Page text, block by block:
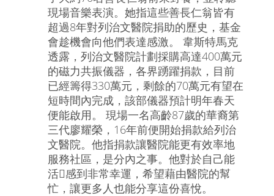
現場音樂表演。她指這些善長仁翁皆有
超過8年對列治文醫院捐助的歷史，基金
會趁機會向他們表達感激。 韋斯特馬克
透露，列治文醫院計劃採購高達400萬元
的磁力共振儀器，各界踴躍捐款，目前
已經籌得330萬元，剩餘的70萬元有望在
短時間內完成，該部儀器預計明年春天
便能啟用。 現場一名高齡87歲的華裔第
三代廖耀榮，16年前便開始捐款給列治
文醫院。他指捐款讓醫院能更有效率地
服務社區，是分內之事。他對於自己能
活感到非常幸運，希望藉由醫院的幫
忙，讓更多人也能分享這份喜悅。